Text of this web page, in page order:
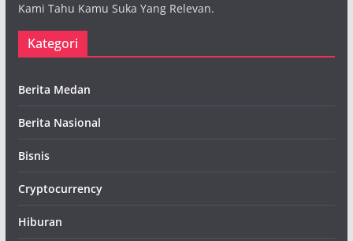
Kami Tahu Kamu Suka Yang Relevan.
Kategori
Berita Medan
Berita Nasional
Bisnis
Cryptocurrency
Hiburan